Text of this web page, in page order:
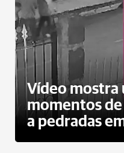
Vídeo mostra
momentos
a pedradas